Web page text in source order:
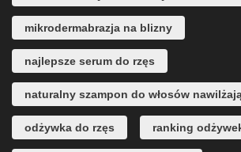
mikrodermabrazja na blizny
najlepsze serum do rzęs
naturalny szampon do włosów
odżywka do rzęs ranking